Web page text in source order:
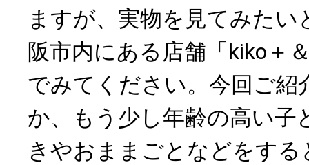
ますが、実物を見てみたい
阪市内にある店舗「kiko＋
でみてください。今回ご紹
か、もう少し年齢の高い子
きやおままごとなどをす